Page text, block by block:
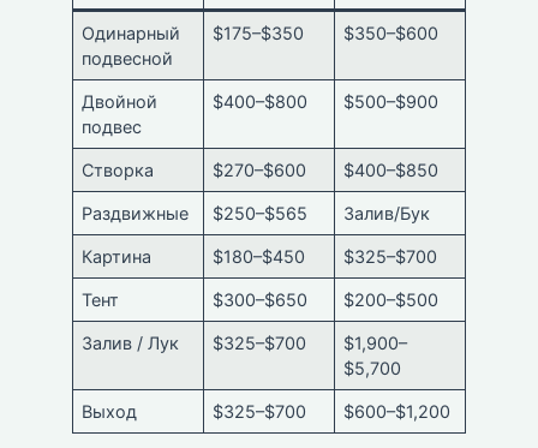
Одинарный
подвесной
$175–$350 $350–$600
Двойной
подвес
$400–$800 $500–$900
Створка $270–$600 $400–$850
Раздвижные $250–$565 Залив/Бук
Картина $180–$450 $325–$700
Тент $300–$650 $200–$500
Залив / Лук $325–$700
$1,900–
$5,700
Выход $325–$700 $600–$1,200